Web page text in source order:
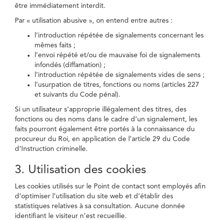
être immédiatement interdit.
Par « utilisation abusive », on entend entre autres :
l’introduction répétée de signalements concernant les
mêmes faits ;
l’envoi répété et/ou de mauvaise foi de signalements
infondés (diffamation) ;
l’introduction répétée de signalements vides de sens ;
l’usurpation de titres, fonctions ou noms (articles 227
et suivants du Code pénal).
Si un utilisateur s’approprie illégalement des titres, des
fonctions ou des noms dans le cadre d’un signalement, les
faits pourront également être portés à la connaissance du
procureur du Roi, en application de l’article 29 du Code
d’Instruction criminelle.
3. Utilisation des cookies
Les cookies utilisés sur le Point de contact sont employés afin
d’optimiser l’utilisation du site web et d’établir des
statistiques relatives à sa consultation. Aucune donnée
identifiant le visiteur n’est recueillie.